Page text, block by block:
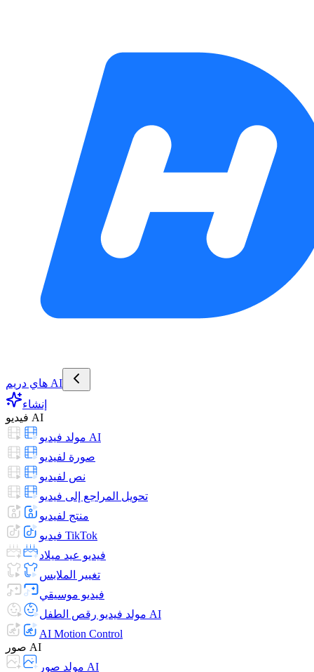
هاي دريم AI
إنشاء
فيديو AI
مولد فيديو AI
صورة لفيديو
نص لفيديو
تحويل المراجع إلى فيديو
منتج لفيديو
فيديو TikTok
فيديو عيد ميلاد
تغيير الملابس
فيديو موسيقي
مولد فيديو رقص الطفل AI
AI Motion Control
صور AI
مولد صور AI